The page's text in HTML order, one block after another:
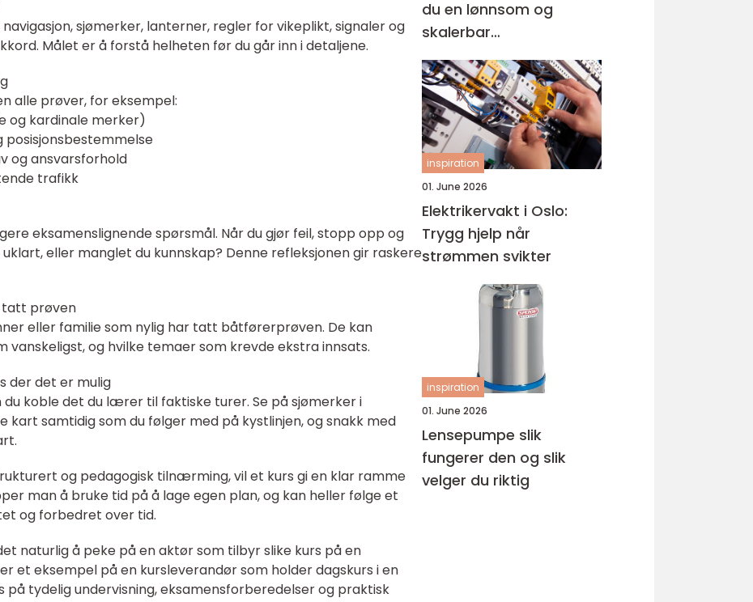
sjømerker, lanterner, regler for vikeplikt, signaler og
Målet er å forstå helheten før du går inn i detaljene.
alle prøver, for eksempel:
og kardinale merker)
og ansvarsforhold
trafikk
eksamenslignende spørsmål. Når du gjør feil, stopp opp og
eller manglet du kunnskap? Denne refleksjonen gir raskere
tatt prøven
eller familie som nylig har tatt båtførerprøven. De kan
vanskeligst, og hvilke temaer som krevde ekstra innsats.
der det er mulig
du koble det du lærer til faktiske turer. Se på sjømerker i
kart samtidig som du følger med på kystlinjen, og snakk med
og pedagogisk tilnærming, vil et kurs gi en klar ramme
man å bruke tid på å lage egen plan, og kan heller følge et
og forbedret over tid.
naturlig å peke på en aktør som tilbyr slike kurs på en
et eksempel på en kursleverandør som holder dagskurs i en
på tydelig undervisning, eksamensforberedelser og praktisk
du en lønnsom og
skalerbar
kunnskapsbedrift
inspiration
01. June 2026
Elektrikervakt i Oslo:
Trygg hjelp når
strømmen svikter
inspiration
01. June 2026
Lensepumpe slik
fungerer den og slik
velger du riktig